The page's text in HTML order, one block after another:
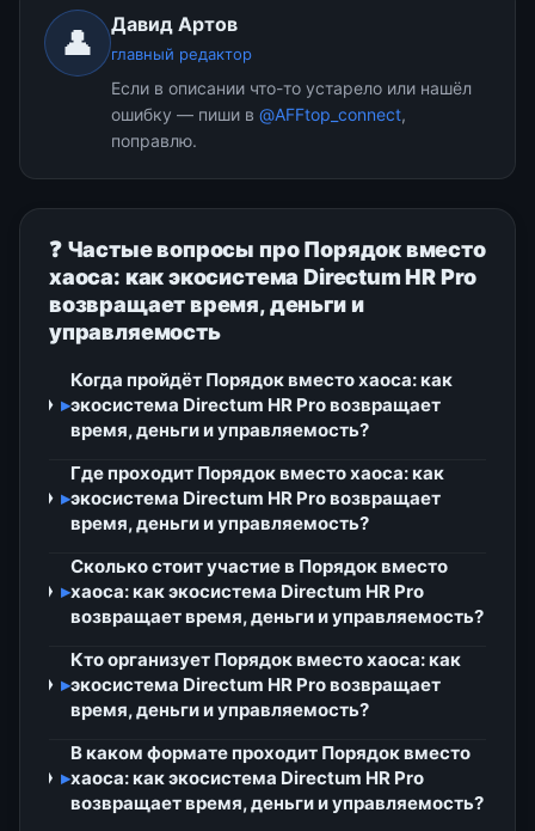
👤 Давид Артов
главный редактор
Если в описании что-то устарело или нашёл
ошибку — пиши в @AFFtop_connect,
поправлю.
❓ Частые вопросы про Порядок вместо
хаоса: как экосистема Directum HR Pro
возвращает время, деньги и
управляемость
▸
Когда пройдёт Порядок вместо хаоса: как
экосистема Directum HR Pro возвращает
время, деньги и управляемость?
▸
Где проходит Порядок вместо хаоса: как
экосистема Directum HR Pro возвращает
время, деньги и управляемость?
▸
Сколько стоит участие в Порядок вместо
хаоса: как экосистема Directum HR Pro
возвращает время, деньги и управляемость?
▸
Кто организует Порядок вместо хаоса: как
экосистема Directum HR Pro возвращает
время, деньги и управляемость?
▸
В каком формате проходит Порядок вместо
хаоса: как экосистема Directum HR Pro
возвращает время, деньги и управляемость?